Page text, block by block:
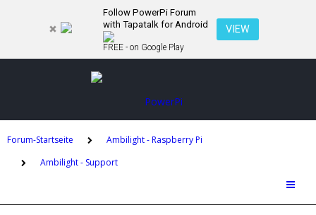
Follow PowerPi Forum
with Tapatalk for Android
FREE - on Google Play
VIEW
Forum-Startseite
Ambilight - Raspberry Pi
Ambilight - Support